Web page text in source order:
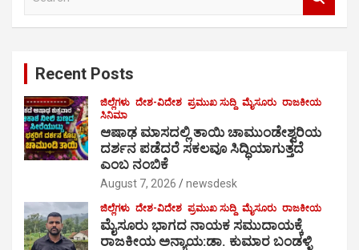
Recent Posts
ಜಿಲ್ಲೆಗಳು ದೇಶ-ವಿದೇಶ ಪ್ರಮುಖ ಸುದ್ದಿ ಮೈಸೂರು ರಾಜಕೀಯ
ಸಿನಿಮಾ
ಆಷಾಢ ಮಾಸದಲ್ಲಿ ತಾಯಿ ಚಾಮುಂಡೇಶ್ವರಿಯ
ದರ್ಶನ ಪಡೆದರೆ ಸಕಲವೂ ಸಿದ್ಧಿಯಾಗುತ್ತದೆ
ಎಂಬ ನಂಬಿಕೆ
August 7, 2026 newsdesk
ಜಿಲ್ಲೆಗಳು ದೇಶ-ವಿದೇಶ ಪ್ರಮುಖ ಸುದ್ದಿ ಮೈಸೂರು ರಾಜಕೀಯ
ಮೈಸೂರು ಭಾಗದ ನಾಯಕ ಸಮುದಾಯಕ್ಕೆ
ರಾಜಕೀಯ ಅನ್ಯಾಯ:ಡಾ. ಕುಮಾರ ಬಂಡಳ್ಳಿ